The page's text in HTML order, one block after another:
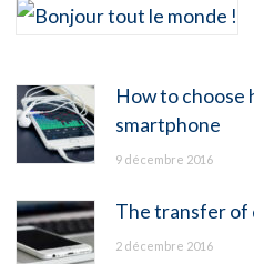
How to choose
smartphone
9 décembre 2016
The transfer of
2 décembre 2016